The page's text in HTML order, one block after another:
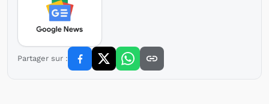
Partager sur :